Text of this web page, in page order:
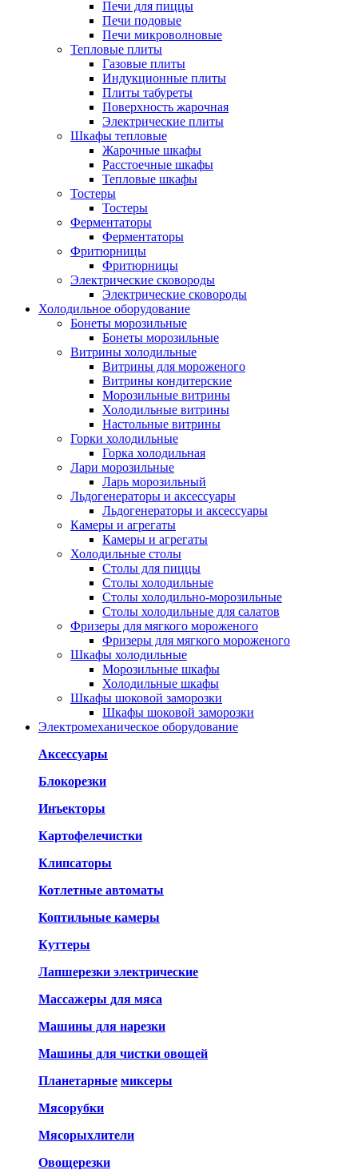
Печи для пиццы
Печи подовые
Печи микроволновые
Тепловые плиты
Газовые плиты
Индукционные плиты
Плиты табуреты
Поверхность жарочная
Электрические плиты
Шкафы тепловые
Жарочные шкафы
Расстоечные шкафы
Тепловые шкафы
Тостеры
Тостеры
Ферментаторы
Ферментаторы
Фритюрницы
Фритюрницы
Электрические сковороды
Электрические сковороды
Холодильное оборудование
Бонеты морозильные
Бонеты морозильные
Витрины холодильные
Витрины для мороженого
Витрины кондитерские
Морозильные витрины
Холодильные витрины
Настольные витрины
Горки холодильные
Горка холодильная
Лари морозильные
Ларь морозильный
Льдогенераторы и аксессуары
Льдогенераторы и аксессуары
Камеры и агрегаты
Камеры и агрегаты
Холодильные столы
Столы для пиццы
Столы холодильные
Столы холодильно-морозильные
Столы холодильные для салатов
Фризеры для мягкого мороженого
Фризеры для мягкого мороженого
Шкафы холодильные
Mорозильные шкафы
Холодильные шкафы
Шкафы шоковой заморозки
Шкафы шоковой заморозки
Электромеханическое оборудование
Аксессуары
Блокорезки
Инъекторы
Картофелечистки
Клипсаторы
Котлетные автоматы
Коптильные камеры
Куттеры
Лапшерезки электрические
Массажеры для мяса
Машины для нарезки
Машины для чистки овощей
Планетарные миксеры
Мясорубки
Мясорыхлители
Овощерезки